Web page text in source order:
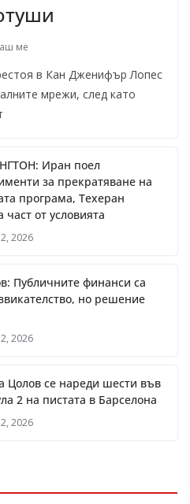
ме
в Кан Дженифър Лопес
мрежи, след като
Иран поел
за прекратяване на
програма, Техеран
част от условията
2026
Публичните финанси са
но решение
2026
Цолов се нареди шести във
2 на пистата в Барселона
2026